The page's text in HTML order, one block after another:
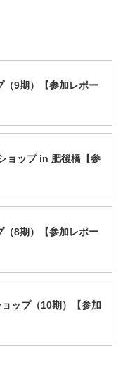
（9期）【参加レポー
ョップ in 肥後橋【参
（8期）【参加レポー
ップ（10期）【参加